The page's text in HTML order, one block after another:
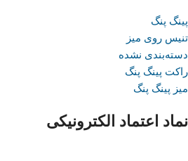
پینگ پنگ
تنیس روی میز
دسته‌بندی نشده
راکت پینگ پنگ
میز پینگ پنگ
نماد اعتماد الکترونیکی